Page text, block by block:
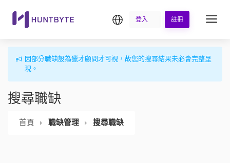
繁中登入 註冊
因部分職缺設為獵才顧問才可視，故您的搜尋結果未必會完整呈
現。
搜尋職缺
首頁 職缺管理 搜尋職缺